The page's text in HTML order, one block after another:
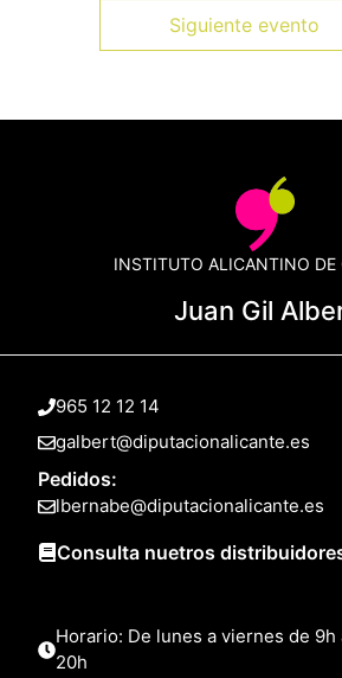
Siguiente evento
INSTITUTO ALICANTINO DE
Juan Gil
965 12 12 14
galbert@diputacionalicante.es
Pedidos:
lbernabe@diputacionalicante.es
Consulta nuetros
Horario: De lunes a viernes de 9h
20h